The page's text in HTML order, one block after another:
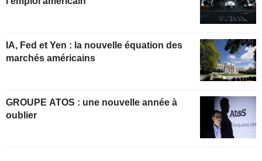
IA, Fed et Yen : la nouvelle équation des
marchés américains
GROUPE ATOS : une nouvelle année à
oublier